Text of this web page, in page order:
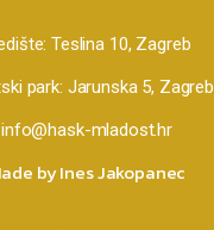
Teslina 10, Zagreb
park: Jarunska 5, Zagreb
info@hask-mladost.hr
by Ines Jakopanec